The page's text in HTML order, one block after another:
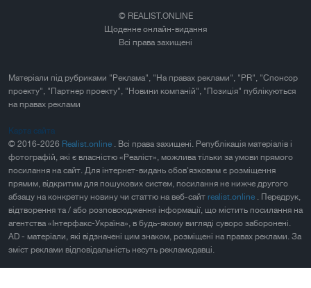
© REALIST.ONLINE
Щоденне онлайн-видання
Всі права захищені
Матеріали під рубриками "Реклама", "На правах реклами", "PR", "Спонсор
проекту", "Партнер проекту", "Новини компаній", "Позиція" публікуються
на правах реклами
Карта сайта
© 2016-2026 Realist.online
. Всі права захищені. Републікація матеріалів і
фотографій, які є власністю «Реаліст», можлива тільки за умови прямого
посилання на сайт. Для інтернет-видань обов'язковим є розміщення
прямим, відкритим для пошукових систем, посилання не нижче другого
абзацу на конкретну новину чи статтю на веб-сайт realist.online
. Передрук,
відтворення та / або розповсюдження інформації, що містить посилання на
агентства «Інтерфакс-Україна», в будь-якому вигляді суворо заборонені.
AD - матеріали, які відзначені цим знаком, розміщені на правах реклами. За
зміст реклами відповідальність несуть рекламодавці.